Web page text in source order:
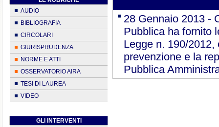
AUDIO
BIBLIOGRAFIA
CIRCOLARI
GIURISPRUDENZA
NORME E ATTI
OSSERVATORIO AIRA
TESI DI LAUREA
VIDEO
GLI INTERVENTI
28 Gennaio 2013 -
Pubblica ha fornito
Legge n. 190/
prevenzione e la
Pubblica